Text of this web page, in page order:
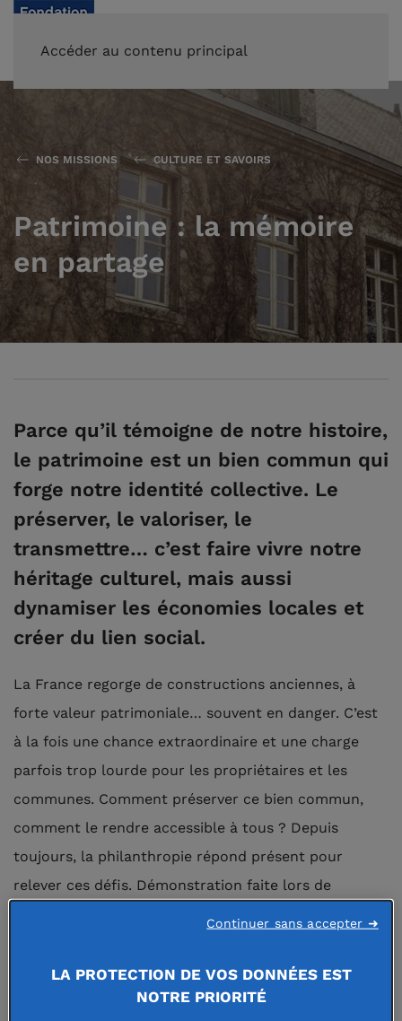
Accéder au contenu principal
NOS MISSIONS CULTURE ET SAVOIRS
Patrimoine : la mémoire
en partage
Parce qu’il témoigne de notre histoire,
le patrimoine est un bien commun qui
forge notre identité collective. Le
préserver, le valoriser, le
transmettre… c’est faire vivre notre
héritage culturel, mais aussi
dynamiser les économies locales et
créer du lien social.
La France regorge de constructions anciennes, à
forte valeur patrimoniale… souvent en danger. C’est
à la fois une chance extraordinaire et une charge
parfois trop lourde pour les propriétaires et les
communes. Comment préserver ce bien commun,
comment le rendre accessible à tous ? Depuis
toujours, la philanthropie répond présent pour
relever ces défis. Démonstration faite lors de
de ces situations dramatiques, ce sont des dizaines
de fondations abritées qui agissent au quotidien et
LA PROTECTION DE VOS DONNÉES EST
NOTRE PRIORITÉ
Continuer sans accepter ➜